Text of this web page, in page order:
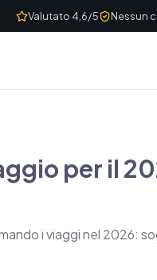
Valutato 4,6/5 Nessun
per il
i viaggi nel 2026: